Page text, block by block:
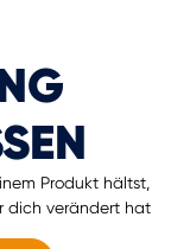
Produkt hältst,
dich verändert hat